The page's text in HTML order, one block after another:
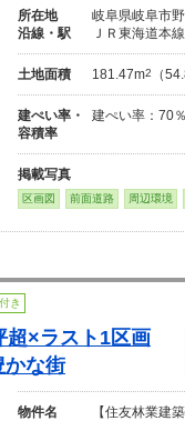
所在地
岐阜県岐阜市
沿線・駅
ＪＲ東海道本
土地面積 181.47m2 （
建ぺい率・
容積率
建ぺい率：70
掲載写真
区画図 前面道路 周辺環境
き
超×ラスト1区画
かな街
物件名 【住友林業建